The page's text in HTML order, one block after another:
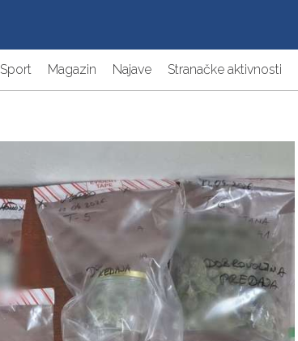
Sport Magazin Najave Stranačke aktivnosti